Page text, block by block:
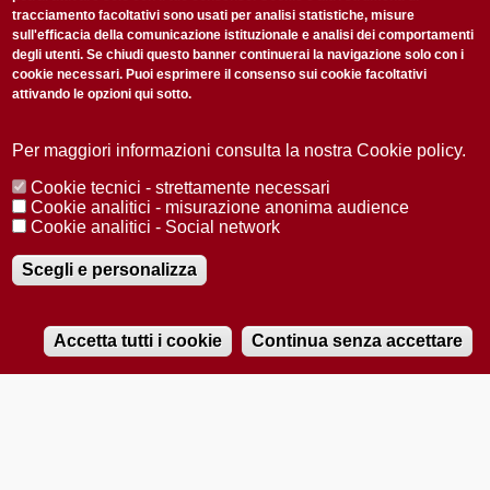
Audio
Ogni settimana selezioniamo per te nostre storie più rilevanti:
non perderti gli aggiornamenti della nostra newsletter
Accetto laPrivacy Policy
Tutti i diritti riservati P.I. 00742430283 C.F. 80006480281
Registrazione presso il Tribunale di Padova n. 2097/2012 del 18 giugno
tracciamento facoltativi sono usati per analisi statistiche, misure
sull'efficacia della comunicazione istituzionale e analisi dei comportamenti
degli utenti. Se chiudi questo banner continuerai la navigazione solo con i
cookie necessari. Puoi esprimere il consenso sui cookie facoltativi
attivando le opzioni qui sotto.
Per maggiori informazioni consulta la nostra Cookie policy.
Cookie tecnici - strettamente necessari
Cookie analitici - misurazione anonima audience
Cookie analitici - Social network
Scegli e personalizza
Accetta tutti i cookie Continua senza accettare